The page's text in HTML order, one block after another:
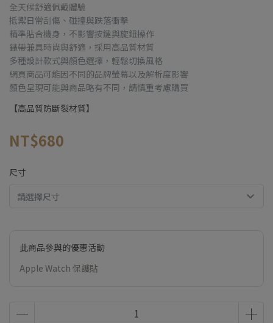
全天候舒適佩戴體驗
抵禦日常刮傷、碰撞與跌落衝擊
精準貼合機身，不影響按鍵與旋鈕操作
錶帶兼具時尚與舒適，採用高品質材質
多種設計款式與顏色選擇，輕鬆切換風格
網頁商品可能因不同的品牌螢幕以及解析度影響
顏色呈現可能與商品略有不同，請慎重考慮購買
【高品質防斷裂材質】
NT$680
尺寸
請選擇尺寸
此商品參與的優惠活動
Apple Watch 保護貼